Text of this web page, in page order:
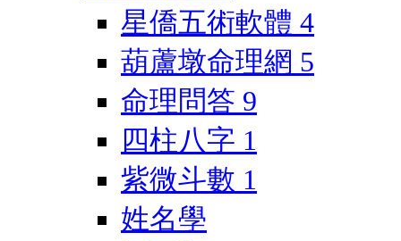
星僑五術軟體 4
葫蘆墩命理網 5
命理問答 9
四柱八字 1
紫微斗數 1
姓名學